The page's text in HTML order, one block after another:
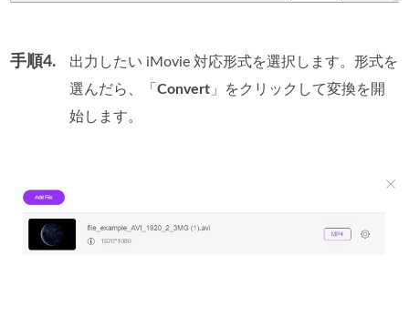
手順4.
出力したい iMovie 対応形式を選択します。形式を
選んだら、「Convert 」をクリックして変換を開
始します。